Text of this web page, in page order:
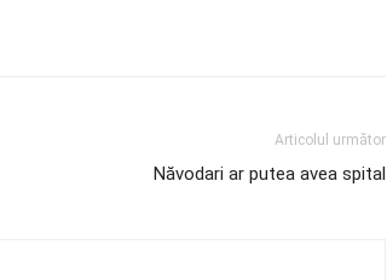
Articolul următor
Năvodari ar putea avea spital